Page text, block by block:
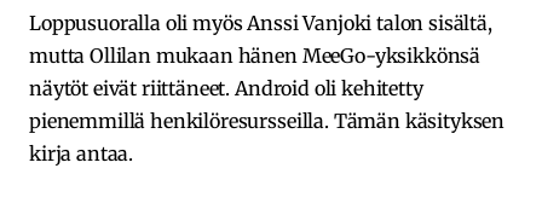
Loppusuoralla oli myös Anssi Vanjoki talon sisältä,
mutta Ollilan mukaan hänen MeeGo-yksikkönsä
näytöt eivät riittäneet. Android oli kehitetty
pienemmillä henkilöresursseilla. Tämän käsityksen
kirja antaa.